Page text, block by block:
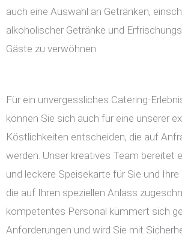
auch eine Auswahl an Getränken,
alkoholischer Getränke und
Gäste zu verwöhnen.
Für ein unvergessliches Catering-
können Sie sich auch für eine unserer
Köstlichkeiten entscheiden, die auf
werden. Unser kreatives Team bereitet
und leckere Speisekarte für Sie und
die auf Ihren speziellen Anlass
kompetentes Personal kümmert sich
Anforderungen und wird Sie mit